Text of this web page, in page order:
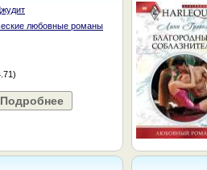
любовные романы
Подробнее